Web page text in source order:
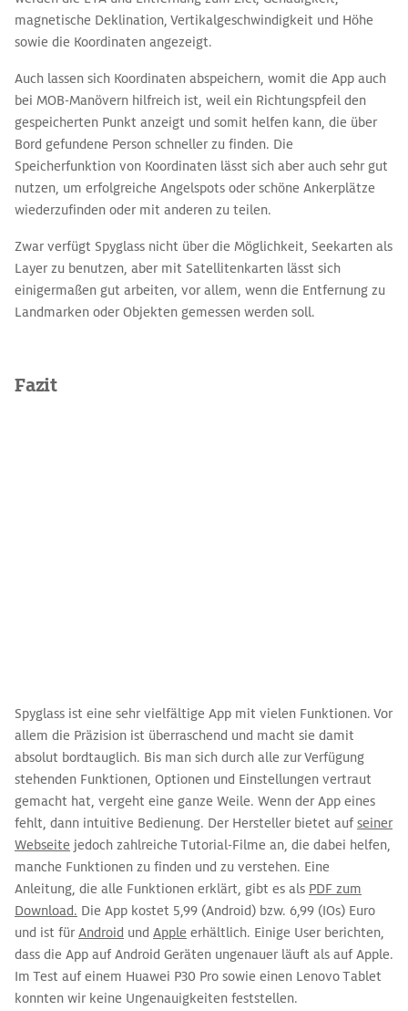
magnetische Deklination, Vertikalgeschwindigkeit und Höhe
sowie die Koordinaten angezeigt.
Auch lassen sich Koordinaten abspeichern, womit die App auch
bei MOB-Manövern hilfreich ist, weil ein Richtungspfeil den
gespeicherten Punkt anzeigt und somit helfen kann, die über
Bord gefundene Person schneller zu finden. Die
Speicherfunktion von Koordinaten lässt sich aber auch sehr gut
nutzen, um erfolgreiche Angelspots oder schöne Ankerplätze
wiederzufinden oder mit anderen zu teilen.
Zwar verfügt Spyglass nicht über die Möglichkeit, Seekarten als
Layer zu benutzen, aber mit Satellitenkarten lässt sich
einigermaßen gut arbeiten, vor allem, wenn die Entfernung zu
Landmarken oder Objekten gemessen werden soll.
Fazit
Spyglass ist eine sehr vielfältige App mit vielen Funktionen. Vor
allem die Präzision ist überraschend und macht sie damit
absolut bordtauglich. Bis man sich durch alle zur Verfügung
stehenden Funktionen, Optionen und Einstellungen vertraut
gemacht hat, vergeht eine ganze Weile. Wenn der App eines
fehlt, dann intuitive Bedienung. Der Hersteller bietet auf seiner
Webseite jedoch zahlreiche Tutorial-Filme an, die dabei helfen,
manche Funktionen zu finden und zu verstehen. Eine
Anleitung, die alle Funktionen erklärt, gibt es als PDF zum
Download. Die App kostet 5,99 (Android) bzw. 6,99 (IOs) Euro
und ist fürAndroid und Apple erhältlich. Einige User berichten,
dass die App auf Android Geräten ungenauer läuft als auf Apple.
Im Test auf einem Huawei P30 Pro sowie einen Lenovo Tablet
konnten wir keine Ungenauigkeiten feststellen.